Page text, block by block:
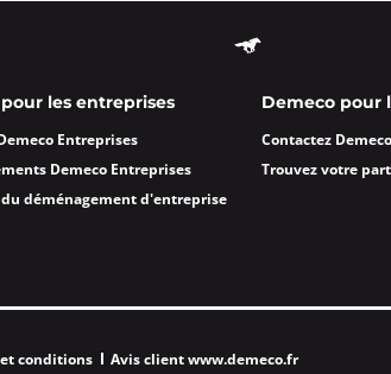
les entreprises
Entreprises
Demeco Entreprises
du déménagement d'entreprise
Demeco pour
Contactez
Trouvez votre
conditions Avis client www.demeco.fr